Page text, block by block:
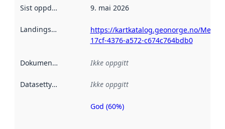
Sist oppdatert 9. mai 2026
Landingsside
https://kartkatalog.geonorge.no/
17cf-4376-a572-c674c764bdb0
Dokumentasjon Ikke oppgitt
Datasettype Ikke oppgitt
Metadatakvalitet
God (60%)